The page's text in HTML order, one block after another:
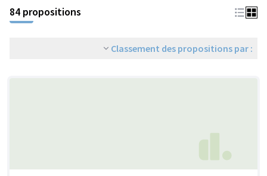
84 propositions
Classement des propositions par :